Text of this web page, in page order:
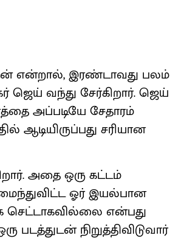
என்றால், இரண்டாவது பலம்
ஜெய் வந்து சேர்கிறார். ஜெய்
அப்படியே சேதாரம்
ஆடியிருப்பது சரியான
அதை ஒரு கட்டம்
ஓர் இயல்பான
செட்டாகவில்லை என்பது
நிறுத்திவிடுவார்